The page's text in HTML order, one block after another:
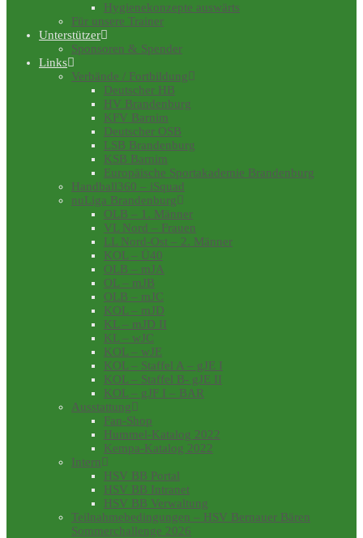
Hygienekonzepte auswärts
Für unsere Trainer
Unterstützer
Sponsoren & Spender
Links
Verbände / Fortbildung
Deutscher HB
HV Brandenburg
KFV Barnim
Deutscher OSB
LSB Brandenburg
KSB Barnim
Europäische Sportakademie Brandenburg
Handball360 – iSquad
nuLiga Brandenburg
OLB – 1. Männer
VL Nord – Frauen
LL Nord-Ost – 2. Männer
KOL – Ü40
OLB – mJA
OL – mJB
OLB – mJC
KOL – mJD
KL – mJD II
KL – wJC
KOL – wJE
KOL – Staffel A – gJE I
KOL – Staffel B- gJE II
KOL – gJF I – BAR
Ausstattung
Fan-Shop
Hummel-Katalog 2022
Kempa-Katalog 2022
Intern
HSV BB Portal
HSV BB Intranet
HSV BB Verwaltung
Teilnahmebedingungen – HSV Bernauer Bären
Sommerchallenge 2026